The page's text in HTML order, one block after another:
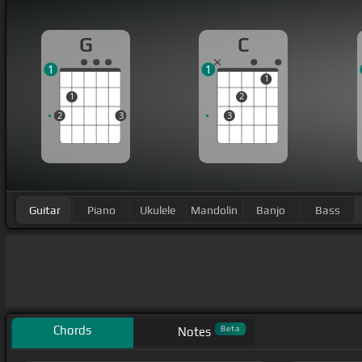
G
2
1
3
1
C
3
2
1
1
Guitar Piano Ukulele Mandolin Banjo Bass
Chords Notes Beta